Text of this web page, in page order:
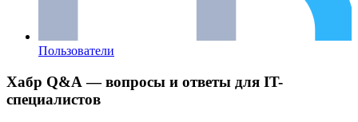
Пользователи
Хабр Q&A — вопросы и ответы для IT-
специалистов